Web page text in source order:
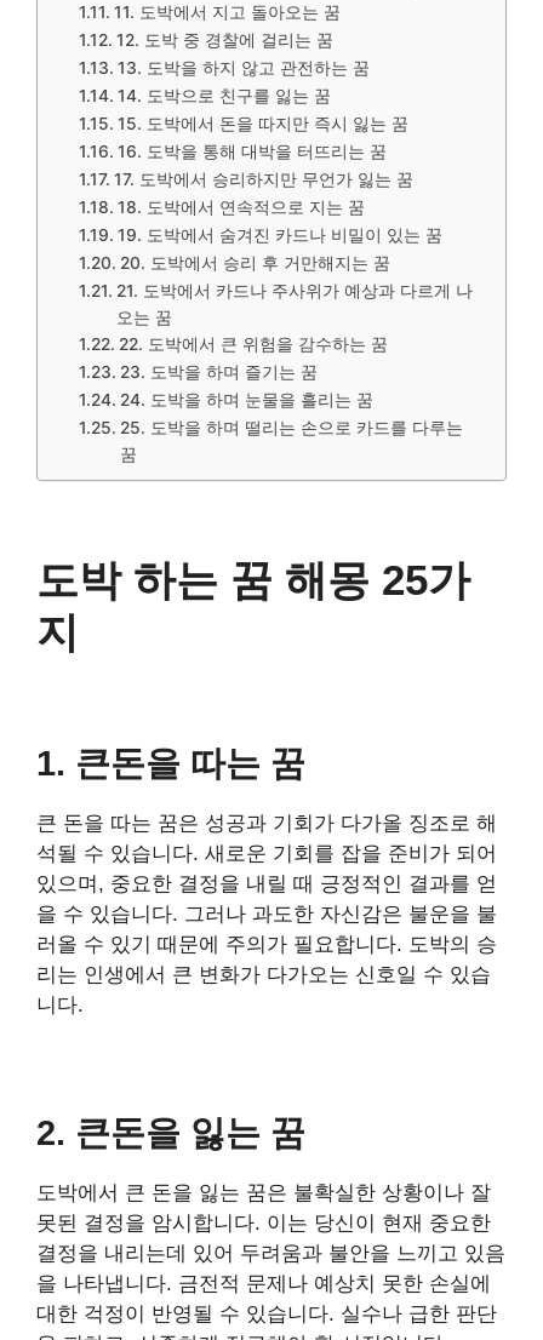
11. 도박에서 지고 돌아오는 꿈
12. 도박 중 경찰에 걸리는 꿈
13. 도박을 하지 않고 관전하는 꿈
14. 도박으로 친구를 잃는 꿈
15. 도박에서 돈을 따지만 즉시 잃는 꿈
16. 도박을 통해 대박을 터뜨리는 꿈
17. 도박에서 승리하지만 무언가 잃는 꿈
18. 도박에서 연속적으로 지는 꿈
19. 도박에서 숨겨진 카드나 비밀이 있는 꿈
20. 도박에서 승리 후 거만해지는 꿈
21. 도박에서 카드나 주사위가 예상과 다르게 나
오는 꿈
22. 도박에서 큰 위험을 감수하는 꿈
23. 도박을 하며 즐기는 꿈
24. 도박을 하며 눈물을 흘리는 꿈
25. 도박을 하며 떨리는 손으로 카드를 다루는
꿈
도박 하는 꿈 해몽 25가
지
1. 큰돈을 따는 꿈
큰 돈을 따는 꿈은 성공과 기회가 다가올 징조로 해
석될 수 있습니다. 새로운 기회를 잡을 준비가 되어
있으며, 중요한 결정을 내릴 때 긍정적인 결과를 얻
을 수 있습니다. 그러나 과도한 자신감은 불운을 불
러올 수 있기 때문에 주의가 필요합니다. 도박의 승
리는 인생에서 큰 변화가 다가오는 신호일 수 있습
니다.
2. 큰돈을 잃는 꿈
도박에서 큰 돈을 잃는 꿈은 불확실한 상황이나 잘
못된 결정을 암시합니다. 이는 당신이 현재 중요한
결정을 내리는데 있어 두려움과 불안을 느끼고 있음
을 나타냅니다. 금전적 문제나 예상치 못한 손실에
대한 걱정이 반영될 수 있습니다. 실수나 급한 판단